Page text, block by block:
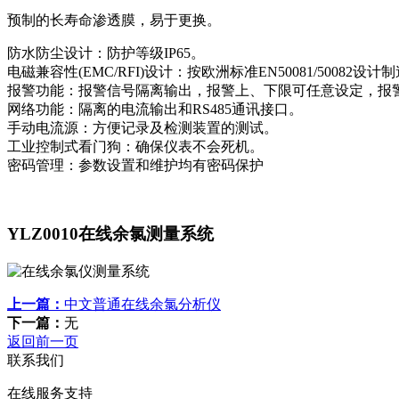
预制的长寿命渗透膜，易于更换。
防水防尘设计：防护等级IP65。
电磁兼容性(EMC/RFI)设计：按欧洲标准EN50081/50082设计制
报警功能：报警信号隔离输出，报警上、下限可任意设定，报
网络功能：隔离的电流输出和RS485通讯接口。
手动电流源：方便记录及检测装置的测试。
工业控制式看门狗：确保仪表不会死机。
密码管理：参数设置和维护均有密码保护
YLZ0010在线余氯测量系统
上一篇： 中文普通在线余氯分析仪
下一篇： 无
返回前一页
联系我们
在线服务支持